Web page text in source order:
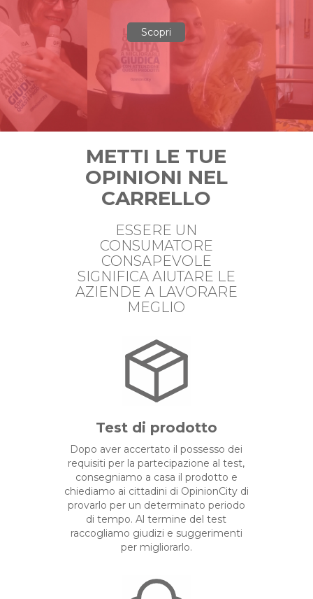
Scopri
METTI LE TUE
OPINIONI NEL
CARRELLO
ESSERE UN
CONSUMATORE
CONSAPEVOLE
SIGNIFICA AIUTARE LE
AZIENDE A LAVORARE
MEGLIO
Test di prodotto
Dopo aver accertato il possesso dei
requisiti per la partecipazione al test,
consegniamo a casa il prodotto e
chiediamo ai cittadini di OpinionCity di
provarlo per un determinato periodo
di tempo. Al termine del test
raccogliamo giudizi e suggerimenti
per migliorarlo.